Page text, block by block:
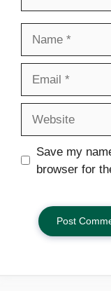
Save my
browser for